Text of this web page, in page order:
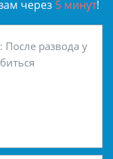
через 5 минут!